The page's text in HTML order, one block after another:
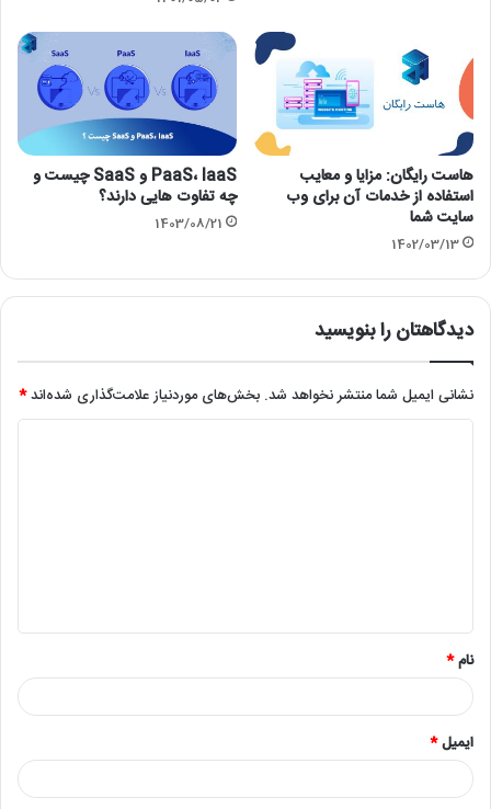
هاست رایگان: مزایا و معایب
استفاده از خدمات آن برای وب
سایت شما
1402/03/13
PaaS، IaaS و SaaS چیست و
چه تفاوت هایی دارند؟
1403/08/21
دیدگاهتان را بنویسید
نشانی ایمیل شما منتشر نخواهد شد. بخش‌های موردنیاز علامت‌گذاری شده‌اند*
*
نام*
ایمیل*